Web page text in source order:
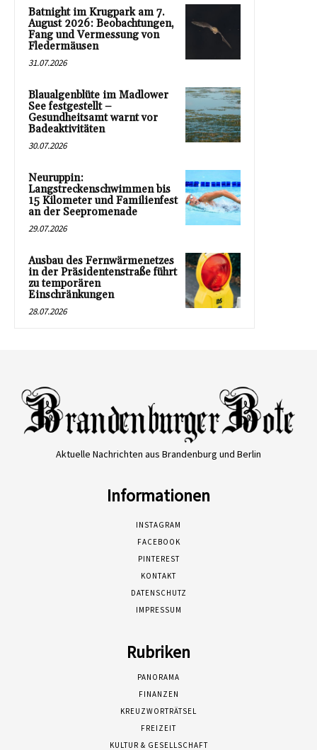
Batnight im Krugpark am 7.
August 2026: Beobachtungen,
Fang und Vermessung von
Fledermäusen
31.07.2026
Blaualgenblüte im Madlower
See festgestellt –
Gesundheitsamt warnt vor
Badeaktivitäten
30.07.2026
Neuruppin:
Langstreckenschwimmen bis
15 Kilometer und Familienfest
an der Seepromenade
29.07.2026
Ausbau des Fernwärmenetzes
in der Präsidentenstraße führt
zu temporären
Einschränkungen
28.07.2026
Aktuelle Nachrichten aus Brandenburg und Berlin
Informationen
INSTAGRAM
FACEBOOK
PINTEREST
KONTAKT
DATENSCHUTZ
IMPRESSUM
Rubriken
PANORAMA
FINANZEN
KREUZWORTRÄTSEL
FREIZEIT
KULTUR & GESELLSCHAFT